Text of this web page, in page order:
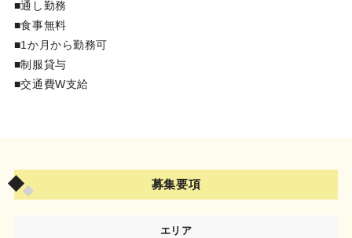
■通し勤務
■食事無料
■1か月から勤務可
■制服貸与
■交通費W支給
募集要項
エリア